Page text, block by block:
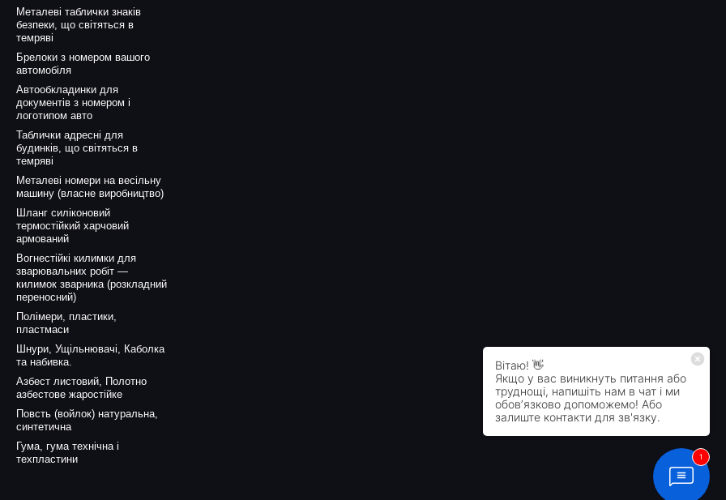
Металеві таблички знаків
безпеки, що світяться в
темряві
Брелоки з номером вашого
автомобіля
Автообкладинки для
документів з номером і
логотипом авто
Таблички адресні для
будинків, що світяться в
темряві
Металеві номери на весільну
машину (власне виробництво)
Шланг силіконовий
термостійкий харчовий
армований
Вогнестійкі килимки для
зварювальних робіт —
килимок зварника (розкладний
переносний)
Полімери, пластики,
пластмаси
Шнури, Ущільнювачі, Каболка
та набивка.
Азбест листовий, Полотно
азбестове жаростійке
Повсть (войлок) натуральна,
синтетична
Гума, гума технічна і
техпластини